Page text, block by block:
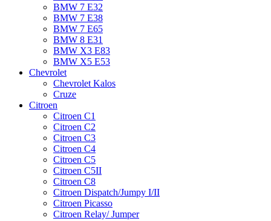
BMW 7 Е32
BMW 7 Е38
BMW 7 Е65
BMW 8 Е31
BMW X3 E83
BMW X5 E53
Chevrolet
Chevrolet Kalos
Cruze
Citroen
Citroen C1
Citroen C2
Citroen C3
Citroen C4
Citroen C5
Citroen C5II
Citroen C8
Citroen Dispatch/Jumpy I/II
Citroen Picasso
Citroen Relay/ Jumper